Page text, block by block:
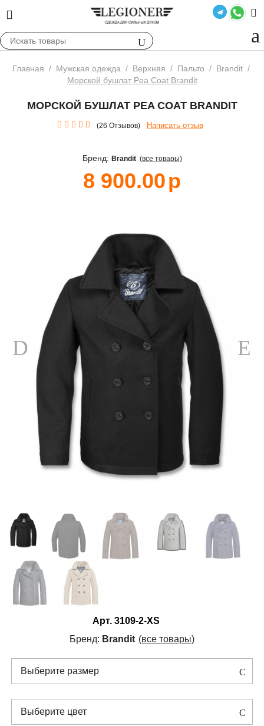
Главная / Мужская одежда / Верхняя / Пальто / Brandit /
Морской бушлат Pea Coat Brandit
МОРСКОЙ БУШЛАТ PEA COAT BRANDIT
(26 Отзывов) Написать отзыв
Бренд: Brandit (все товары)
8 900.00р
Арт. 3109-2-XS
Бренд: Brandit (все товары)
Выберите размер
Выберите цвет